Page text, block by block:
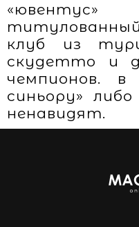
клуб из
скудетто и
чемпионов.
синьору»
ненавидят.